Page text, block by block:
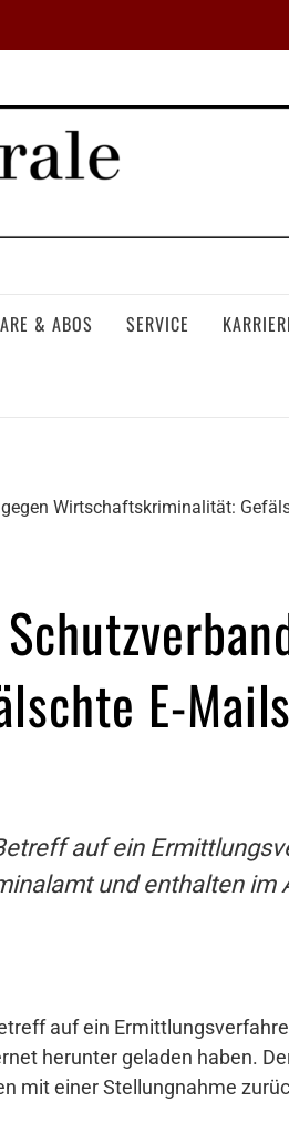
& ABOS SERVICE
Wirtschaftskriminalität:
E-
auf ein
und enthalten
auf ein
herunter geladen haben.
mit einer Stellungnahme